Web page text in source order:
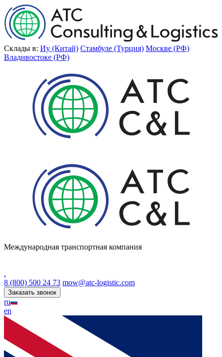
Склады в: Иу (Китай) Стамбуле (Турция) Москве (РФ)
Владивостоке (РФ)
Международная транспортная компания
.
8 (800) 500 24 73 mow@atc-logistic.com
Заказать звонок
ru
en